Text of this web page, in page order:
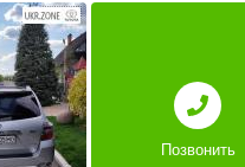
Позвонить